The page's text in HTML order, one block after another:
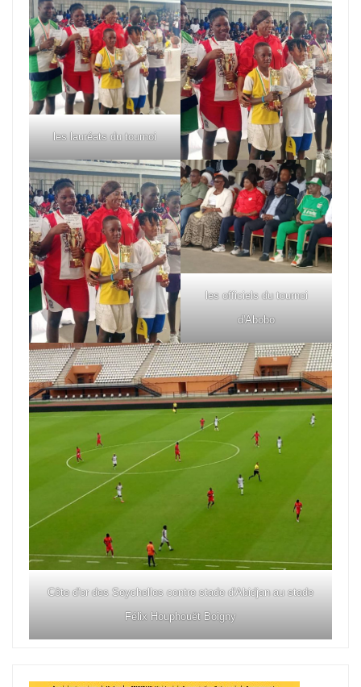
les lauréats du tournoi
les officiels du tournoi
d'Abobo
Côte d'or des Seychelles contre stade d'Abidjan au stade
Félix Houphouët Boigny